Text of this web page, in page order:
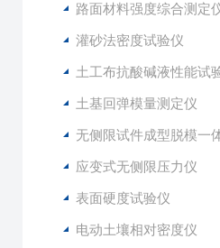
路面材料强度综合测定
灌砂法密度试验仪
土工布抗酸碱液性能试
土基回弹模量测定仪
无侧限试件成型脱模一
应变式无侧限压力仪
表面硬度试验仪
电动土壤相对密度仪